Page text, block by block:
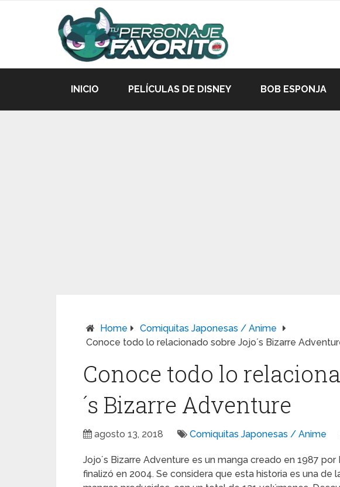
INICIO PELÍCULAS DE DISNEY BOB ESPONJA
Home
Comiquitas Japonesas / Anime
Conoce todo lo relacionado sobre Jojo´s Bizarre
Conoce todo lo
´s Bizarre Adventure
agosto 13, 2018 Comiquitas Japonesas / Anime
Jojo´s Bizarre Adventure es un manga creado en 1987
finalizó en 2004. Se considera que esta historia es una de